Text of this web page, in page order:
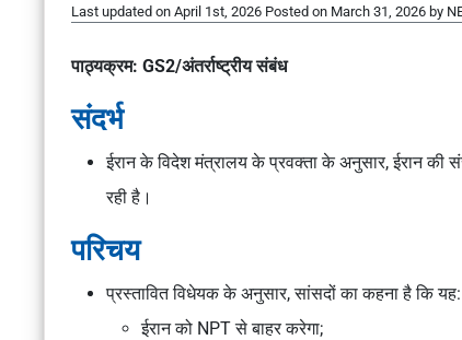
Last updated on April 1st, 2026 Posted on March 31, 2026 by
पाठ्यक्रम: GS2/अंतर्राष्ट्रीय संबंध
संदर्भ
ईरान के विदेश मंत्रालय के प्रवक्ता के अनुसार, ईरान की
रही है।
परिचय
प्रस्तावित विधेयक के अनुसार, सांसदों का कहना है कि यह:
ईरान को NPT से बाहर करेगा;